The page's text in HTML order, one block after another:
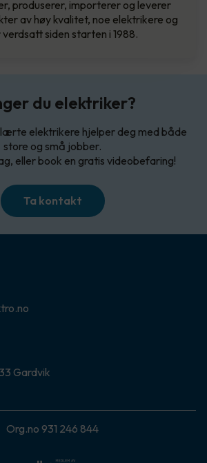
produserer, importerer og leverer
av høy kvalitet, noe elektrikere og
siden starten i 1988.
du elektriker?
elektrikere hjelper deg med både
store og små jobber.
eller book en gratis videobefaring!
Ta kontakt
Gardvik
Org.no 931 246 844